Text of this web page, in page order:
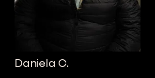
Daniela C.